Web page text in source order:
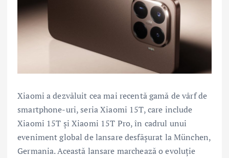
Xiaomi a dezvăluit cea mai recentă gamă de vârf de
smartphone-uri, seria Xiaomi 15T, care include
Xiaomi 15T și Xiaomi 15T Pro, în cadrul unui
eveniment global de lansare desfășurat la München,
Germania. Această lansare marchează o evoluție